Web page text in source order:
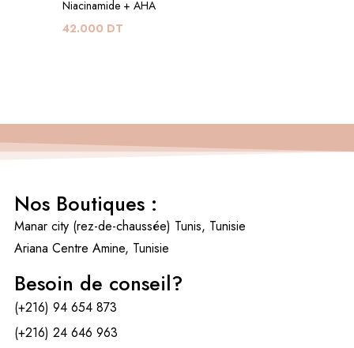
Niacinamide + AHA
42.000 DT
Nos Boutiques :
Manar city (rez-de-chaussée) Tunis, Tunisie
Ariana Centre Amine, Tunisie
Besoin de conseil?
(+216) 94 654 873
(+216) 24 646 963